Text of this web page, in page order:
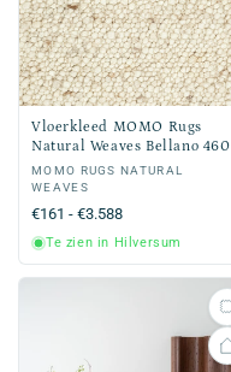
Vloerkleed MOMO Rugs
Natural Weaves Bellano 460
Verkoper:
MOMO RUGS NATURAL
WEAVES
Normale
prijs
€161 - €3.588
Te zien in Hilversum